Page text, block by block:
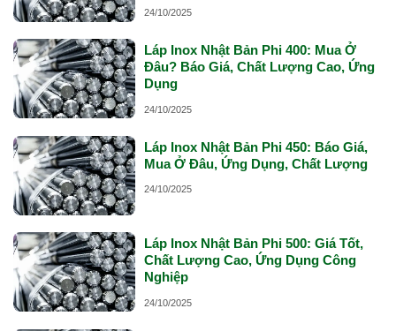
24/10/2025
Láp Inox Nhật Bản Phi 400: Mua Ở
Đâu? Báo Giá, Chất Lượng Cao, Ứng
Dụng
24/10/2025
Láp Inox Nhật Bản Phi 450: Báo Giá,
Mua Ở Đâu, Ứng Dụng, Chất Lượng
24/10/2025
Láp Inox Nhật Bản Phi 500: Giá Tốt,
Chất Lượng Cao, Ứng Dụng Công
Nghiệp
24/10/2025